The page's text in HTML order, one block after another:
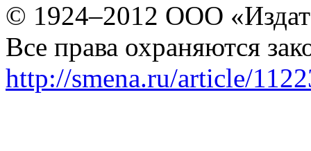
© 1924–2012 ООО
Все права охраняются
http://smena.ru/article/